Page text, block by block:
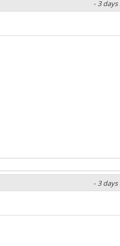
- 3 days
- 3 days